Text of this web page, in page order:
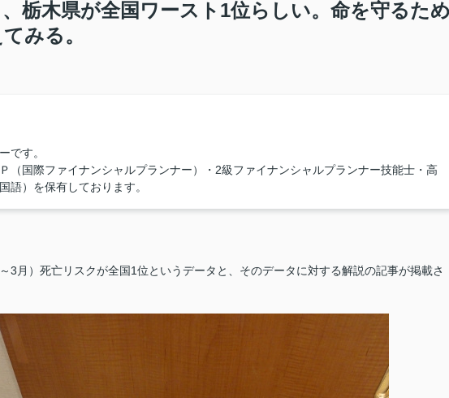
栃木県が全国ワースト1位らしい。命を守るた
みる。
です。
（国際ファイナンシャルプランナー）・2級ファイナンシャルプランナー技能士・高
語）を保有しております。
3月）死亡リスクが全国1位というデータと、そのデータに対する解説の記事が掲載さ